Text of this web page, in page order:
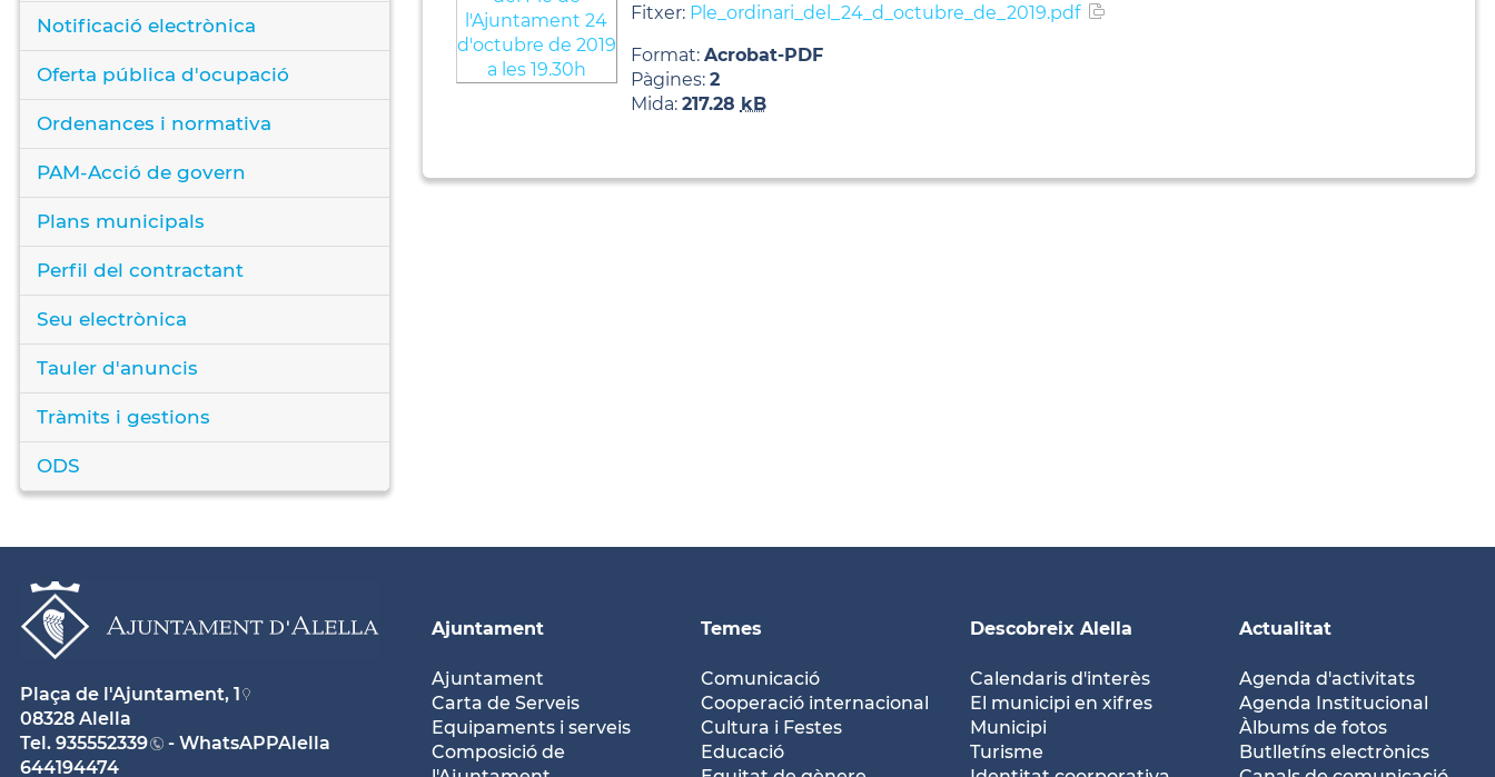
Notificació electrònica
Oferta pública d'ocupació
Ordenances i normativa
PAM-Acció de govern
Plans municipals
Perfil del contractant
Seu electrònica
Tauler d'anuncis
Tràmits i gestions
ODS
Fitxer: Ple_ordinari_del_24_d_octubre_de_2019.pdf
Format: Acrobat-PDF
Pàgines: 2
Mida: 217.28 kB
Ajuntament
Ajuntament
Carta de Serveis
Equipaments i serveis
Composició de
Temes
Comunicació
Cooperació internacional
Cultura i Festes
Educació
Descobreix Alella
Calendaris d'interès
El municipi en xifres
Municipi
Turisme
Actualitat
Agenda d'activitats
Agenda Institucional
Àlbums de fotos
Butlletíns electrònics
Plaça de l'Ajuntament, 1
08328 Alella
Tel. 935552339
- WhatsAPPAlella
644194474